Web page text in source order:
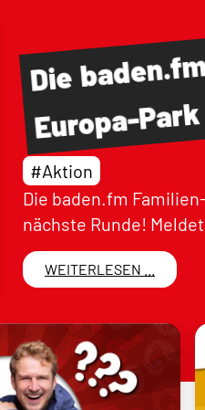
Die
Europa-Park
#Aktion
Die baden.fm
nächste Runde!
WEITERLESEN ...